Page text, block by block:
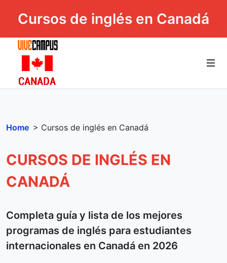
Cursos de inglés en Canadá
Home > Cursos de inglés en Canadá
CURSOS DE INGLÉS EN
CANADÁ
Completa guía y lista de los mejores
programas de inglés para estudiantes
internacionales en Canadá en 2026